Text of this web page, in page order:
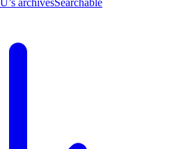
archivesSearchable